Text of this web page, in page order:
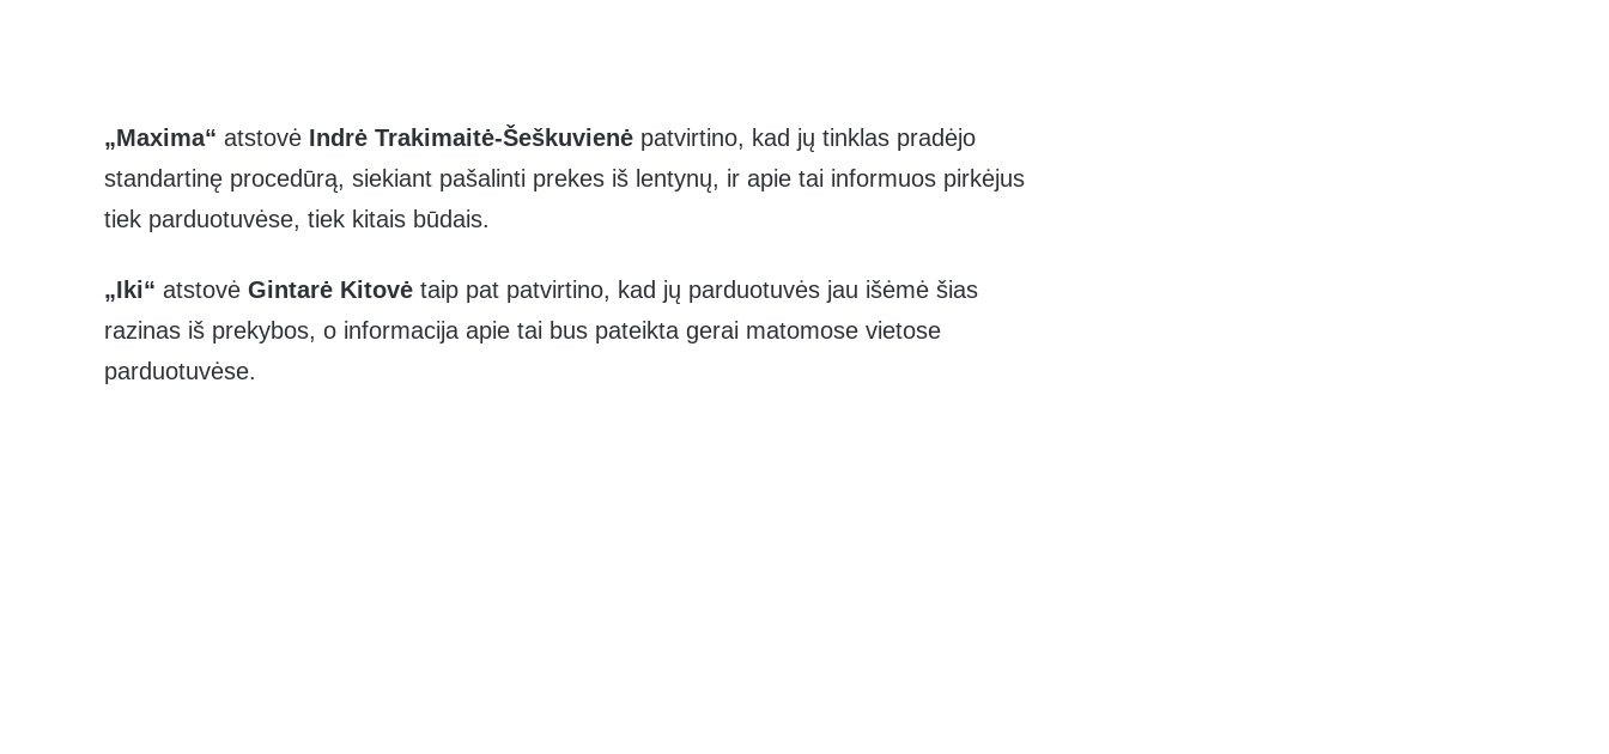
„Maxima“ atstovė Indrė Trakimaitė-Šeškuvienė patvirtino, kad jų tinklas pradėjo
standartinę procedūrą, siekiant pašalinti prekes iš lentynų, ir apie tai informuos pirkėjus
tiek parduotuvėse, tiek kitais būdais.
„Iki“ atstovė Gintarė Kitovė taip pat patvirtino, kad jų parduotuvės jau išėmė šias
razinas iš prekybos, o informacija apie tai bus pateikta gerai matomose vietose
parduotuvėse.